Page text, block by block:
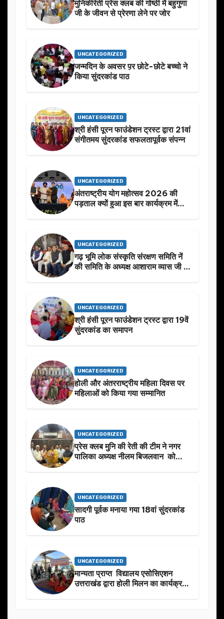
मुनिकीरेती प्रेस क्लब की गोष्ठी में बहुगुणा
जी के जीवन से प्रेरणा लेने पर जोर
UNCATEGORIZED
जन्मदिन के अवसर प़र छोटे-छोटे बच्चो ने
किया सुंदरकांड पाठ
UNCATEGORIZED
श्री हंसी पूरन फाउंडेशन ट्रस्ट द्वारा 21वां
संगीतमय सुंदरकांड सफलतापूर्वक संपन्न
UNCATEGORIZED
अंतराष्ट्रीय योग महोत्सव 2026 की
पड़ताल क्यों हुआ इस बार कार्यक्रम में
UNCATEGORIZED
गढ़ भूमि लोक संस्कृति संरक्षण समिति नें
की समिति के अध्यक्ष आशाराम व्यास जी के
UNCATEGORIZED
श्री हंसी पूरन फाउंडेशन ट्रस्ट द्वारा 19वें
सुंदरकांड का समापन
UNCATEGORIZED
होली और अंतरराष्ट्रीय महिला दिवस पर
महिलाओं को किया गया सम्मानित
UNCATEGORIZED
प्रेस क्लब मुनि की रेती की टीम ने नगर
पालिका अध्यक्ष नीलम बिजलवान को
UNCATEGORIZED
सादगी पूर्वक मनाया गया 18वां सुंदरकांड
पाठ
UNCATEGORIZED
मान्यता प्राप्त विद्यालय एसोसिएशन
उत्तराखंड द्वारा होली मिलन का कार्यक्रम